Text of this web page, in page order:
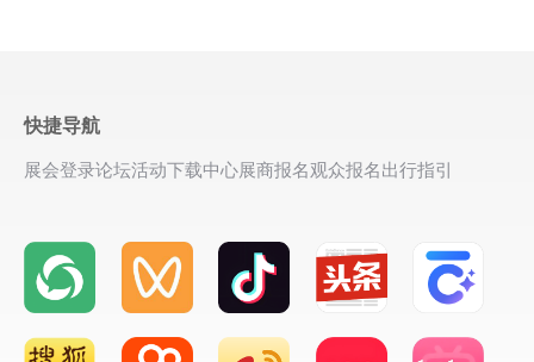
快捷导航
展会登录论坛活动下载中心展商报名观众报名出行指引